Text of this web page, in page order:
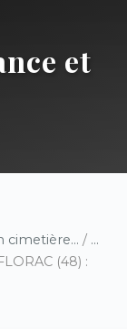
et
cimetière... / ...
(48) :